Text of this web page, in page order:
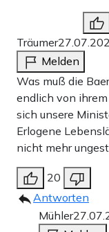
Träumer
Melden
Was muß die
endlich von
sich unsere
Erlogene
nicht mehr
20
Antworten
Mühler